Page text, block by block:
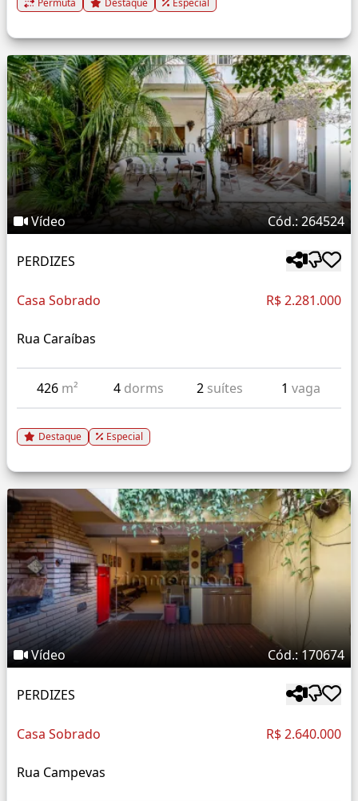
Permuta Destaque Especial
Vídeo Cód.: 264524
PERDIZES
Casa Sobrado R$ 2.281.000
Rua Caraíbas
426 m² 4 dorms 2 suítes 1 vaga
Destaque Especial
Vídeo Cód.: 170674
PERDIZES
Casa Sobrado R$ 2.640.000
Rua Campevas